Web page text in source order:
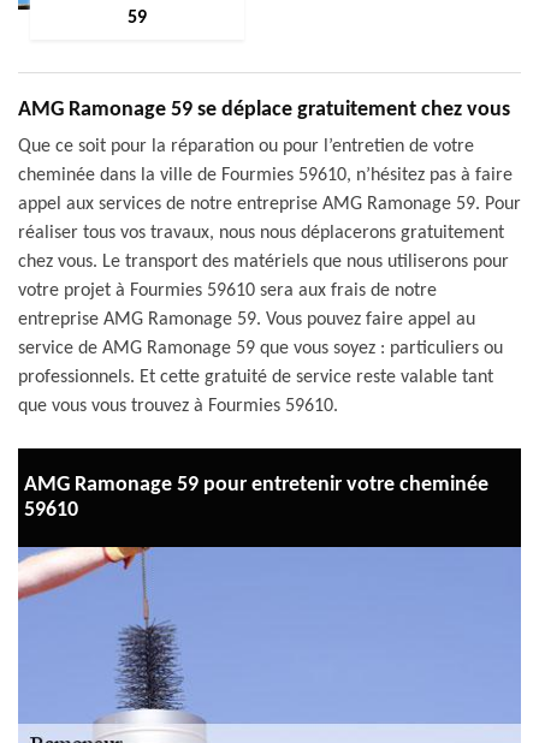
59
AMG Ramonage 59 se déplace gratuitement chez vous
Que ce soit pour la réparation ou pour l’entretien de votre
cheminée dans la ville de Fourmies 59610, n’hésitez pas à faire
appel aux services de notre entreprise AMG Ramonage 59. Pour
réaliser tous vos travaux, nous nous déplacerons gratuitement
chez vous. Le transport des matériels que nous utiliserons pour
votre projet à Fourmies 59610 sera aux frais de notre
entreprise AMG Ramonage 59. Vous pouvez faire appel au
service de AMG Ramonage 59 que vous soyez : particuliers ou
professionnels. Et cette gratuité de service reste valable tant
que vous vous trouvez à Fourmies 59610.
AMG Ramonage 59 pour entretenir votre cheminée
59610